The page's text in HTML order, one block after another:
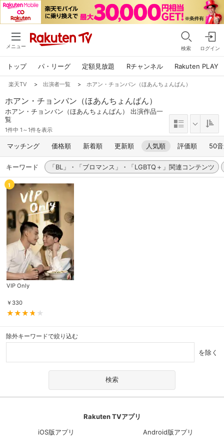
メニュー 検索 ログイン
トップ パ・リーグ 定額見放題 Rチャンネル Rakuten PLAY
楽天TV > 出演者一覧 > ホアン・チョンバン（ほあんちょんばん）
ホアン・チョンバン（ほあんちょんばん）
ホアン・チョンバン（ほあんちょんばん） 出演作品一
覧
1件中 1～1件を表示
マッチング 価格順 新着順 更新順 人気順 評価順 50
キーワード 「BL」・「ブロマンス」・「LGBTQ＋」関連コンテンツ
1
VIP Only
￥ 330
除外キーワードで絞り込む
を除く
Rakuten TVアプリ
iOS版アプリ
Android版アプリ